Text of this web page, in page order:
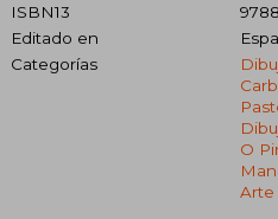
ISBN13
Editado en
Categorías
O
Arte